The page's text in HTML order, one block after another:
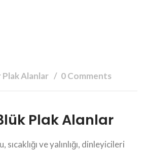
Plak Alanlar 0 Comments
Plak Alanlar
sıcaklığı ve yalınlığı, dinleyicileri